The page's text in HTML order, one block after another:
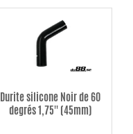
Durite silicone Noir de 60
degrés 1,75'' (45mm)